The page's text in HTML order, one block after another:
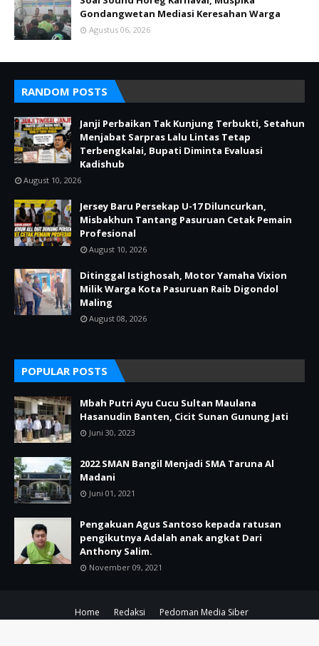
Gondangwetan Mediasi Keresahan Warga
Agustus 06, 2026
RANDOM POSTS
Janji Perbaikan Tak Kunjung Terbukti, Setahun
Menjabat Sarpras Lalu Lintas Tetap
Terbengkalai, Bupati Diminta Evaluasi
Kadishub
August 10, 2026
Jersey Baru Persekap U-17 Diluncurkan,
Misbakhun Tantang Pasuruan Cetak Pemain
Profesional
August 10, 2026
Ditinggal Istighosah, Motor Yamaha Vixion
Milik Warga Kota Pasuruan Raib Digondol
Maling
August 08, 2026
POPULAR POSTS
Mbah Putri Ayu Cucu Sultan Maulana
Hasanudin Banten, Cicit Sunan Gunung Jati
Juni 30, 2023
2022 SMAN Bangil Menjadi SMA Taruna Al
Madani
Juni 01, 2021
Pengakuan Agus Santoso kepada ratusan
pengikutnya Adalah anak angkat Dari
Anthony Salim.
November 09, 2021
Home Redaksi
Pedoman Media Siber